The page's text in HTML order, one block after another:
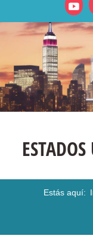
Estás aquí: